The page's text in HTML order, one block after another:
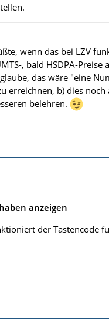
wenn das bei LZV
, bald HSDPA-
das wäre "eine
erreichnen, b) dies
belehren.
anzeigen
der Tastencode